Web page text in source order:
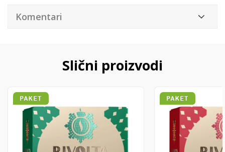
Komentari
Slični proizvodi